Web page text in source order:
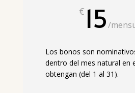
€ 15/
Los bonos son
dentro del mes natural en
obtengan (del 1 al 31).